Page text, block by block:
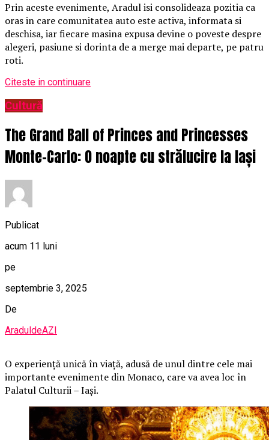
Prin aceste evenimente, Aradul isi consolideaza pozitia ca
oras in care comunitatea auto este activa, informata si
deschisa, iar fiecare masina expusa devine o poveste despre
alegeri, pasiune si dorinta de a merge mai departe, pe patru
roti.
Citeste in continuare
Cultură
The Grand Ball of Princes and Princesses
Monte-Carlo: O noapte cu strălucire la Iași
Publicat
acum 11 luni
pe
septembrie 3, 2025
De
AraduldeAZI
O experiență unică în viață, adusă de unul dintre cele mai
importante evenimente din Monaco, care va avea loc în
Palatul Culturii – Iași.